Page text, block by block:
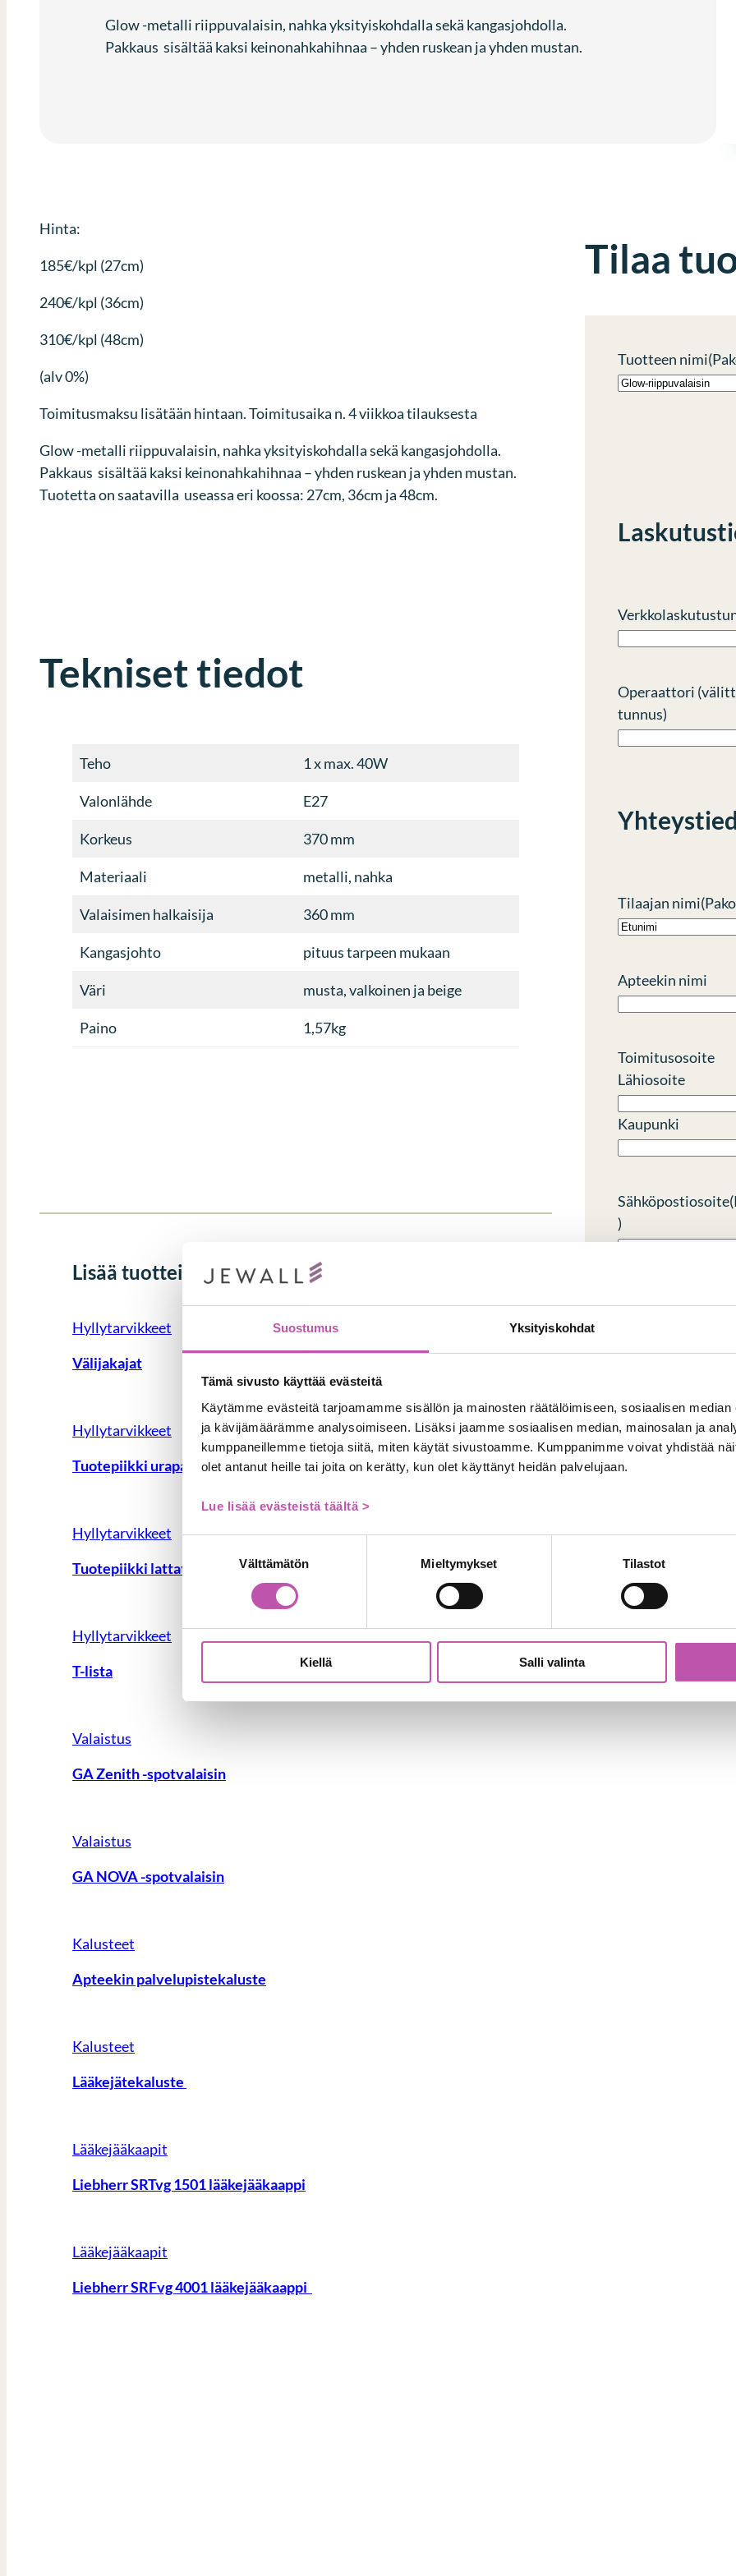
Suostumus Yksityiskohdat
Tämä sivusto käyttää evästeitä
Käytämme evästeitä tarjoamamme sisällön ja mainosten räätälöimiseen, sosiaalisen
ja kävijämäärämme analysoimiseen. Lisäksi jaamme sosiaalisen median, mainosalan ja
kumppaneillemme tietoja siitä, miten käytät sivustoamme. Kumppanimme voivat yhdistää
olet antanut heille tai joita on kerätty, kun olet käyttänyt heidän palvelujaan.
Lue lisää evästeistä täältä >
valinta
Välttämätön Mieltymykset Tilastot
Kiellä Salli valinta
Glow -metalli riippuvalaisin, nahka yksityiskohdalla sekä kangasjohdolla.
Pakkaus sisältää kaksi keinonahkahihnaa – yhden ruskean ja yhden mustan.
Hinta:
185€/kpl (27cm)
240€/kpl (36cm)
310€/kpl (48cm)
(alv 0%)
Toimitusmaksu lisätään hintaan. Toimitusaika n. 4 viikkoa tilauksesta
Glow -metalli riippuvalaisin, nahka yksityiskohdalla sekä kangasjohdolla.
Pakkaus sisältää kaksi keinonahkahihnaa – yhden ruskean ja yhden mustan.
Tuotetta on saatavilla useassa eri koossa: 27cm, 36cm ja 48cm.
Tekniset tiedot
Teho 1 x max. 40W
Valonlähde E27
Korkeus 370 mm
Materiaali metalli, nahka
Valaisimen halkaisija 360 mm
Kangasjohto pituus tarpeen mukaan
Väri musta, valkoinen ja beige
Paino 1,57kg
Lisää tuotteita
Hyllytarvikkeet
Välijakajat
Hyllytarvikkeet
Tuotepiikki urapaneeliin
Hyllytarvikkeet
Tuotepiikki lattatankoon
Hyllytarvikkeet
T-lista
Valaistus
GA Zenith -spotvalaisin
Valaistus
GA NOVA -spotvalaisin
Kalusteet
Apteekin palvelupistekaluste
Kalusteet
Lääkejätekaluste
Lääkejääkaapit
Liebherr SRTvg 1501 lääkejääkaappi
Lääkejääkaapit
Liebherr SRFvg 4001 lääkejääkaappi
Tilaa
Tuotteen nimi
Operaattori
tunnus)
Tilaajan nimi
u
n
m
i
Apteekin nimi
Toimitusosoite
Lähiosoite
Kaupunki
Sähköpostiosoite
)
0 / 600 merkkien